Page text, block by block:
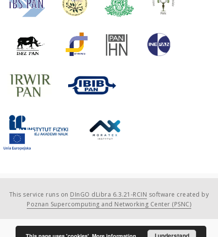
This service runs on DInGO dLibra 6.3.21-RCIN software created by
Poznan Supercomputing and Networking Center (PSNC)